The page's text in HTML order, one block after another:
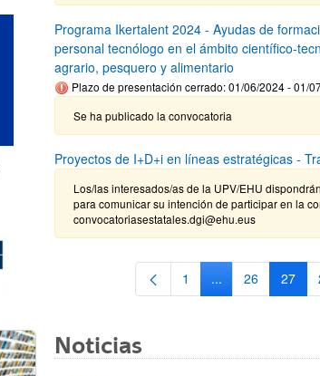
Programa Ikertalent 2024 - Ayudas de
personal tecnólogo en el ámbito científico-
agrario, pesquero y alimentario
Plazo de presentación cerrado: 01/06/2024 - 01/
Se ha publicado la convocatoria
Proyectos de I+D+i en líneas estratégicas -
Los/las interesados/as de la UPV/EHU
para comunicar su intención de participar en la
convocatoriasestatales.dgi@ehu.eus
Página
1 ...PáginasPágina
26 27
Noticias